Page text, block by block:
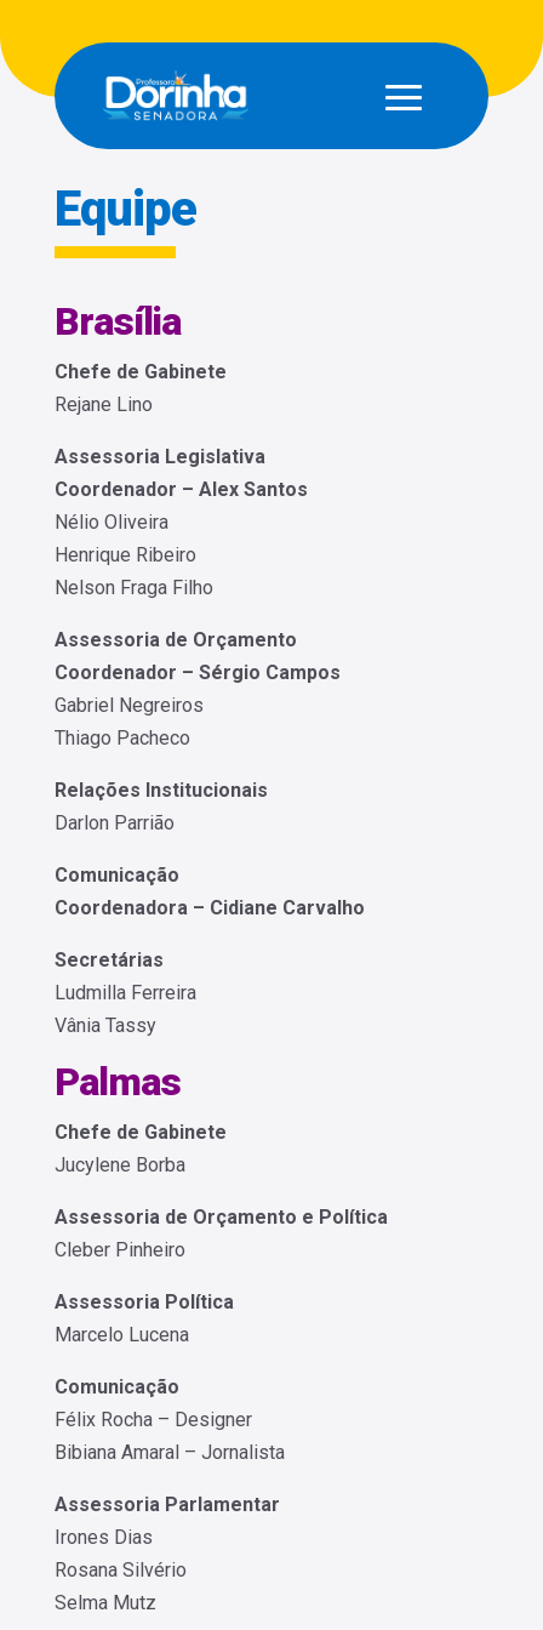
Equipe
Brasília
Chefe de Gabinete
Rejane Lino
Assessoria Legislativa
Coordenador – Alex Santos
Nélio Oliveira
Henrique Ribeiro
Nelson Fraga Filho
Assessoria de Orçamento
Coordenador – Sérgio Campos
Gabriel Negreiros
Thiago Pacheco
Relações Institucionais
Darlon Parrião
Comunicação
Coordenadora – Cidiane Carvalho
Secretárias
Ludmilla Ferreira
Vânia Tassy
Palmas
Chefe de Gabinete
Jucylene Borba
Assessoria de Orçamento e Política
Cleber Pinheiro
Assessoria Política
Marcelo Lucena
Comunicação
Félix Rocha – Designer
Bibiana Amaral – Jornalista
Assessoria Parlamentar
Irones Dias
Rosana Silvério
Selma Mutz